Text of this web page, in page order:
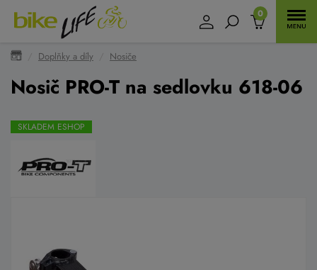
0
Doplňky a díly Nosiče
Nosič PRO-T na sedlovku 618-06
SKLADEM ESHOP